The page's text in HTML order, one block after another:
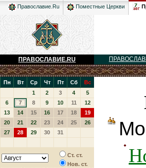
Православие.Ru Поместные Церкви
ПРАВОСЛАВИЕ.RU
Пн Вт Ср Чт Пт Сб
Вс
1
2 3 4
5
6
7 8 9 10 11
12
13
14 15 16 17 18
19
20
21 22 23 24 25
26
27
28 29 30 31
Ст. ст.
Нов. ст.